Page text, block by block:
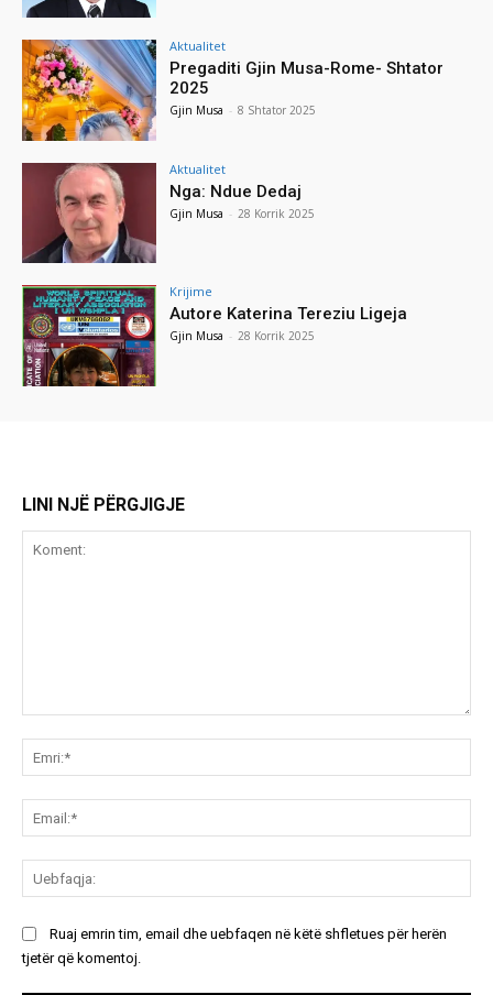
Aktualitet
Pregaditi Gjin Musa-Rome- Shtator
2025
Gjin Musa - 8 Shtator 2025
Aktualitet
Nga: Ndue Dedaj
Gjin Musa - 28 Korrik 2025
Krijime
Autore Katerina Tereziu Ligeja
Gjin Musa - 28 Korrik 2025
LINI NJË PËRGJIGJE
Ruaj emrin tim, email dhe uebfaqen në këtë shfletues për herën
tjetër që komentoj.